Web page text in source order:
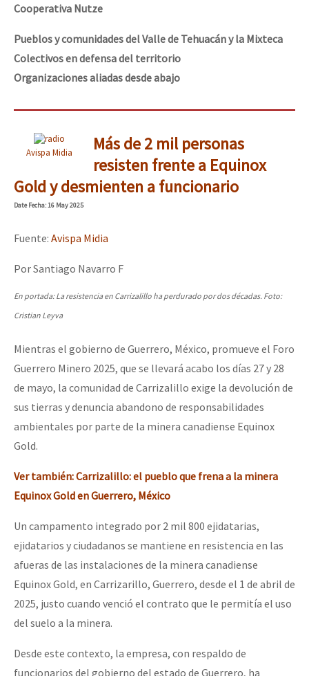
Cooperativa Nutze
Pueblos y comunidades del Valle de Tehuacán y la Mixteca
Colectivos en defensa del territorio
Organizaciones aliadas desde abajo
Avispa Midia
Más de 2 mil personas
resisten frente a Equinox
Gold y desmienten a funcionario
DateFecha: 16 May 2025
Fuente: Avispa Midia
Por Santiago Navarro F
En portada: La resistencia en Carrizalillo ha perdurado por dos décadas. Foto:
Cristian Leyva
Mientras el gobierno de Guerrero, México, promueve el Foro
Guerrero Minero 2025, que se llevará acabo los días 27 y 28
de mayo, la comunidad de Carrizalillo exige la devolución de
sus tierras y denuncia abandono de responsabilidades
ambientales por parte de la minera canadiense Equinox
Gold.
Ver también: Carrizalillo: el pueblo que frena a la minera
Equinox Gold en Guerrero, México
Un campamento integrado por 2 mil 800 ejidatarias,
ejidatarios y ciudadanos se mantiene en resistencia en las
afueras de las instalaciones de la minera canadiense
Equinox Gold, en Carrizarillo, Guerrero, desde el 1 de abril de
2025, justo cuando venció el contrato que le permitía el uso
del suelo a la minera.
Desde este contexto, la empresa, con respaldo de
funcionarios del gobierno del estado de Guerrero, ha